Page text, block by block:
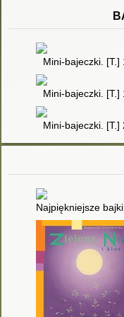
Mini-bajeczki. [T.]
Mini-bajeczki. [T.]
Mini-bajeczki. [T.]
Najpiękniejsze